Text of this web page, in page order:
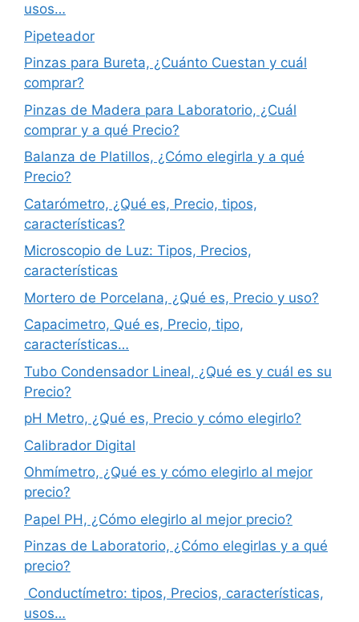
usos…
Pipeteador
Pinzas para Bureta, ¿Cuánto Cuestan y cuál
comprar?
Pinzas de Madera para Laboratorio, ¿Cuál
comprar y a qué Precio?
Balanza de Platillos, ¿Cómo elegirla y a qué
Precio?
Catarómetro, ¿Qué es, Precio, tipos,
características?
Microscopio de Luz: Tipos, Precios,
características
Mortero de Porcelana, ¿Qué es, Precio y uso?
Capacimetro, Qué es, Precio, tipo,
características…
Tubo Condensador Lineal, ¿Qué es y cuál es su
Precio?
pH Metro, ¿Qué es, Precio y cómo elegirlo?
Calibrador Digital
Ohmímetro, ¿Qué es y cómo elegirlo al mejor
precio?
Papel PH, ¿Cómo elegirlo al mejor precio?
Pinzas de Laboratorio, ¿Cómo elegirlas y a qué
precio?
Conductímetro: tipos, Precios, características,
usos…